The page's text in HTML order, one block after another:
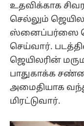
உதவிக்காக
செல்லும்
ஸ்னைப்பர்ஸை
செய்வார்.
ஜெயிலரின்
பாதுகாக்க
அமைதியாக
மிரட்டுவார்.